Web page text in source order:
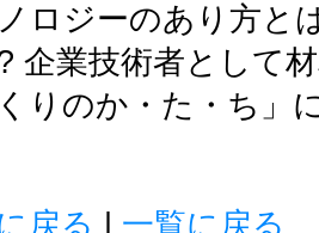
ロジーのあり方と
企業技術者として
りのか・た・ち」
戻る
一覧に戻る